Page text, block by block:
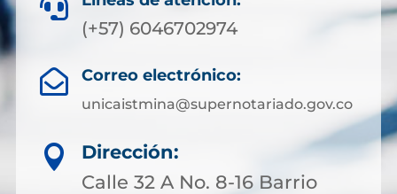

(+57) 6046702974
 Correo electrónico:
unicaistmina@supernotariado.gov.co

Dirección:
Calle 32 A No. 8-16 Barrio